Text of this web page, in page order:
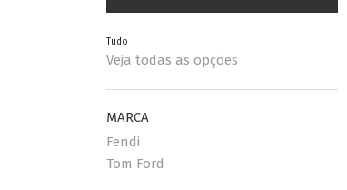
POR ESTILO
Tudo
Veja todas as opções
MARCA
Fendi
Tom Ford